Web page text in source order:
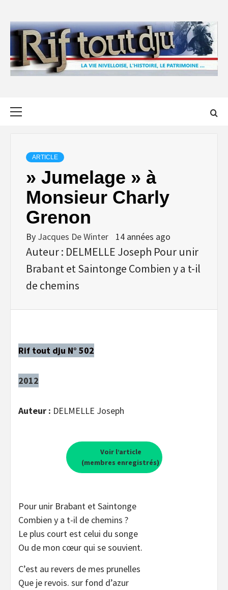
content
ARTICLE
» Jumelage » à
Monsieur Charly
Grenon
By Jacques De Winter 14 années ago
Auteur : DELMELLE Joseph Pour unir
Brabant et Saintonge Combien y a t-il
de chemins
Rif tout dju N° 502
2012
Auteur : DELMELLE Joseph
Voir l’article
(membres enregistrés)
Pour unir Brabant et Saintonge
Combien y a t-il de chemins ?
Le plus court est celui du songe
Ou de mon cœur qui se souvient.
C’est au revers de mes prunelles
Que je revois. sur fond d’azur